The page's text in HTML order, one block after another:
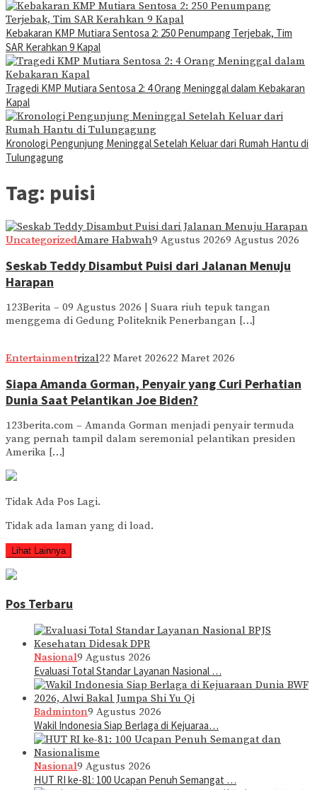
Kebakaran KMP Mutiara Sentosa 2: 250 Penumpang Terjebak, Tim
SAR Kerahkan 9 Kapal
Tragedi KMP Mutiara Sentosa 2: 4 Orang Meninggal dalam Kebakaran
Kapal
Kronologi Pengunjung Meninggal Setelah Keluar dari Rumah Hantu di
Tulungagung
Tag: puisi
UncategorizedAmare Habwah9 Agustus 20269 Agustus 2026
Seskab Teddy Disambut Puisi dari Jalanan Menuju
Harapan
123Berita – 09 Agustus 2026 | Suara riuh tepuk tangan
menggema di Gedung Politeknik Penerbangan […]
Entertainmentrizal22 Maret 202622 Maret 2026
Siapa Amanda Gorman, Penyair yang Curi Perhatian
Dunia Saat Pelantikan Joe Biden?
123berita.com – Amanda Gorman menjadi penyair termuda
yang pernah tampil dalam seremonial pelantikan presiden
Amerika […]
Tidak Ada Pos Lagi.
Tidak ada laman yang di load.
Lihat Lainnya
Pos Terbaru
Nasional9 Agustus 2026
Evaluasi Total Standar Layanan Nasional …
Badminton9 Agustus 2026
Wakil Indonesia Siap Berlaga di Kejuaraa…
Nasional9 Agustus 2026
HUT RI ke-81: 100 Ucapan Penuh Semangat …